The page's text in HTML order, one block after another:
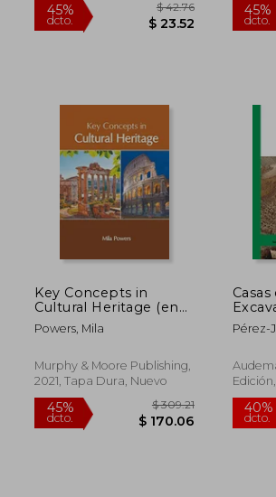
$ 23.52
Key Concepts in
Cultural Heritage (en
Inglés)
Powers, Mila
Murphy & Moore Publishing,
2021, Tapa Dura, Nuevo
Villa
Pérez-
Escolà
Nuevo